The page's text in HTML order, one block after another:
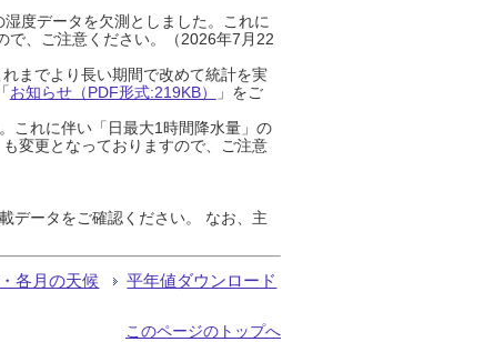
度データを欠測としました。これに
で、ご注意ください。（2026年7月22
までより長い期間で改めて統計を実
お知らせ（PDF形式:219KB）
」をご
これに伴い「日最大1時間降水量」の
変更となっておりますので、ご注意
データをご確認ください。 なお、主
各月の天候 平年値ダウンロード
このページのトップへ